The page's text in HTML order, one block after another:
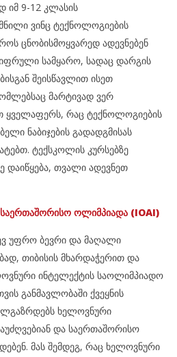
იმ 9-12 კლასის
ვინც ტექნოლოგიების
ცნობისმოყვარედ ადევნებენ
სამყარო, სადაც დარგის
შეისწავლით ისეთ
მარტივად ვერ
ყველაფერს, რაც ტექნოლოგიების
ნაბიჯების გადადგმისას
ტექსკოლის კურსებზე
დაიწყება, თვალი ადევნეთ
ოლიმპიადა (IOAI)
უფრო ბევრი და მაღალი
თიბისის მხარდაჭერით და
ინტელექტის საოლიმპიადო
განმავლობაში ქვეყნის
ხელოვნური
და საერთაშორისო
მას შემდეგ, რაც ხელოვნური